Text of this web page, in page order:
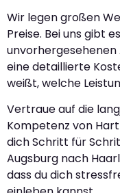
Wir legen großen
Preise. Bei uns gibt
unvorhergesehenen
eine detaillierte
weißt, welche
Vertraue auf die
Kompetenz von
dich Schritt für
Augsburg nach
dass du dich